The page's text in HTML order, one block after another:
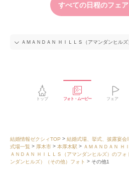
すべての日程のフェア
ＡＭＡＮＤＡＮ ＨＩＬＬＳ（アマンダンヒル
トップ フォト・ムービー フェア
結婚情報ゼクシィTOP 結婚式場、挙式、披露宴会
式場一覧
厚木市 本厚木駅 ＡＭＡＮＤＡＮ Ｈ
ＡＮＤＡＮ ＨＩＬＬＳ（アマンダンヒルズ）のフォ
ンダンヒルズ）（その他）フォト
その他1